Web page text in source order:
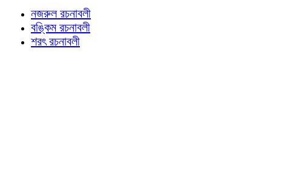
নজরুল রচনাবলী
বঙ্কিম রচনাবলী
শরৎ রচনাবলী